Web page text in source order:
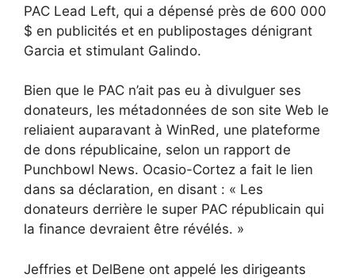
PAC Lead Left, qui a dépensé près de 600 000
$ en publicités et en publipostages dénigrant
Garcia et stimulant Galindo.
Bien que le PAC n’ait pas eu à divulguer ses
donateurs, les métadonnées de son site Web le
reliaient auparavant à WinRed, une plateforme
de dons républicaine, selon un rapport de
Punchbowl News. Ocasio-Cortez a fait le lien
dans sa déclaration, en disant : « Les
donateurs derrière le super PAC républicain qui
la finance devraient être révélés. »
Jeffries et DelBene ont appelé les dirigeants